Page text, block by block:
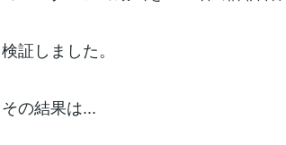
検証しました。
その結果は...